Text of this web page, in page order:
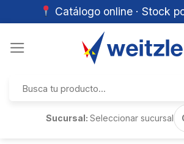
Catálogo online · Stock
por:
Sucursal:Seleccionar sucursal